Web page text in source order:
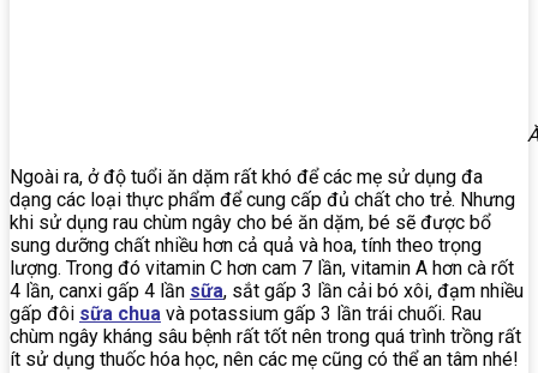
Ngoài ra, ở độ tuổi ăn dặm rất khó để các mẹ sử dụng đa
dạng các loại thực phẩm để cung cấp đủ chất cho trẻ. Nhưng
khi sử dụng rau chùm ngây cho bé ăn dặm, bé sẽ được bổ
sung dưỡng chất nhiều hơn cả quả và hoa, tính theo trọng
lượng. Trong đó vitamin C hơn cam 7 lần, vitamin A hơn cà rốt
4 lần, canxi gấp 4 lần sữa, sắt gấp 3 lần cải bó xôi, đạm nhiều
gấp đôi sữa chua và potassium gấp 3 lần trái chuối. Rau
chùm ngây kháng sâu bệnh rất tốt nên trong quá trình trồng rất
ít sử dụng thuốc hóa học, nên các mẹ cũng có thể an tâm nhé!